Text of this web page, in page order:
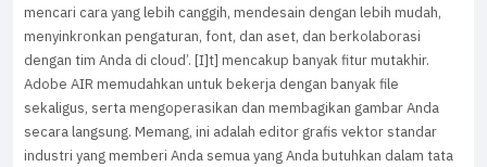
mencari cara yang lebih canggih, mendesain dengan lebih mudah,
menyinkronkan pengaturan, font, dan aset, dan berkolaborasi
dengan tim Anda di cloud’. [I]t] mencakup banyak fitur mutakhir.
Adobe AIR memudahkan untuk bekerja dengan banyak file
sekaligus, serta mengoperasikan dan membagikan gambar Anda
secara langsung. Memang, ini adalah editor grafis vektor standar
industri yang memberi Anda semua yang Anda butuhkan dalam tata